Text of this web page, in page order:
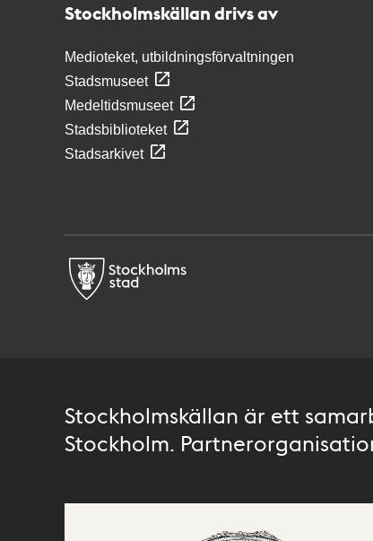
Stockholmskällan drivs av
Medioteket, utbildningsförvaltningen
Stadsmuseet
Medeltidsmuseet
Stadsbiblioteket
Stadsarkivet
Stockholmskällan är ett
Stockholm.